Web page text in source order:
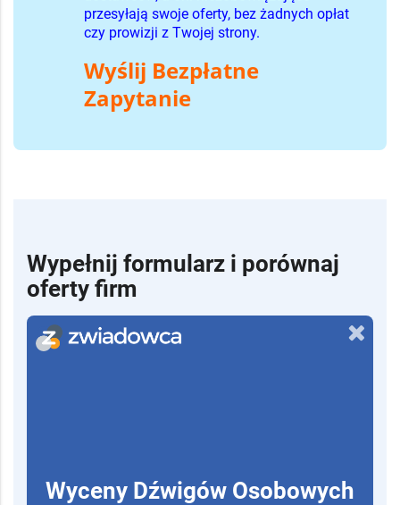
przesyłają swoje oferty, bez żadnych opłat
czy prowizji z Twojej strony.
Wyślij Bezpłatne
Zapytanie
Wypełnij formularz i porównaj
oferty firm
Wyceny Dźwigów Osobowych